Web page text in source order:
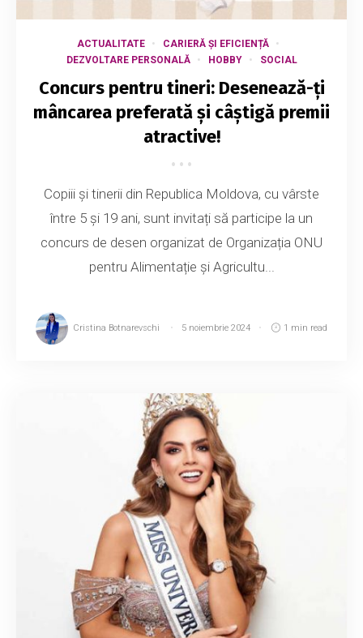
ACTUALITATE
CARIERĂ ȘI EFICIENȚĂ
DEZVOLTARE PERSONALĂ
HOBBY SOCIAL
Concurs pentru tineri: Desenează-ți
mâncarea preferată și câștigă premii
atractive!
Copiii și tinerii din Republica Moldova, cu vârste
între 5 și 19 ani, sunt invitați să participe la un
concurs de desen organizat de Organizația ONU
pentru Alimentație și Agricultu...
Cristina Botnarevschi 5 noiembrie 2024 1 min read